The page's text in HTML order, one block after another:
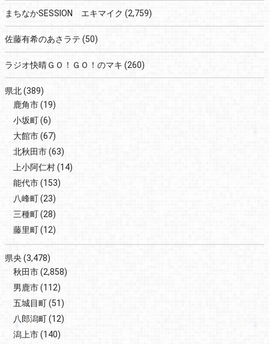
まちなかSESSION エキマイク (2,759)
佐藤有希のあさラテ (50)
ラジオ快晴ＧＯ！ＧＯ！のマキ (260)
県北(389)
鹿角市(19)
小坂町(6)
大館市(67)
北秋田市(63)
上小阿仁村(14)
能代市(153)
八峰町(23)
三種町(28)
藤里町(12)
県央(3,478)
秋田市(2,858)
男鹿市(112)
五城目町(51)
八郎潟町(12)
潟上市(140)